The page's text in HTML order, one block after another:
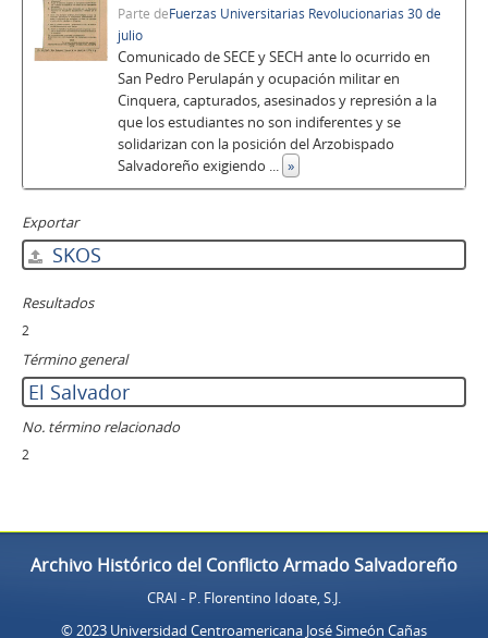
Parte deFuerzas Universitarias Revolucionarias 30 de
julio
Comunicado de SECE y SECH ante lo ocurrido en
San Pedro Perulapán y ocupación militar en
Cinquera, capturados, asesinados y represión a la
que los estudiantes no son indiferentes y se
solidarizan con la posición del Arzobispado
Salvadoreño exigiendo ... »
Exportar
SKOS
Resultados
2
Término general
El Salvador
No. término relacionado
2
Archivo Histórico del Conflicto Armado Salvadoreño
CRAI - P. Florentino Idoate, S.J.
© 2023 Universidad Centroamericana José Simeón Cañas